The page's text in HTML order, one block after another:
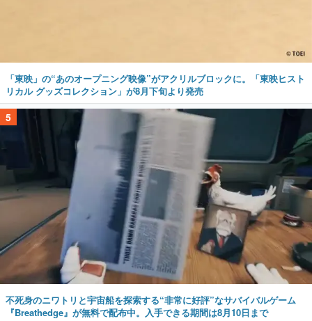
「東映」の“あのオープニング映像”がアクリルブロックに。「東映ヒスト
リカル グッズコレクション」が8月下旬より発売
5
不死身のニワトリと宇宙船を探索する“非常に好評”なサバイバルゲーム
『Breathedge』が無料で配布中。入手できる期間は8月10日まで